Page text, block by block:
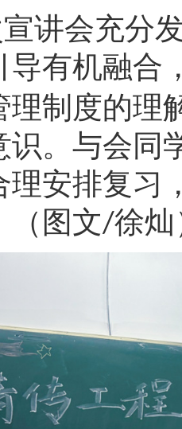
宣讲会充分
导有机融合
理制度的理
识。与会同
理安排复习
（ 图文/徐灿